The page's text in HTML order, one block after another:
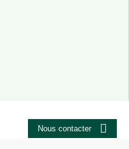
Nous contacter